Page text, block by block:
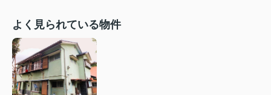
よく見られている物件